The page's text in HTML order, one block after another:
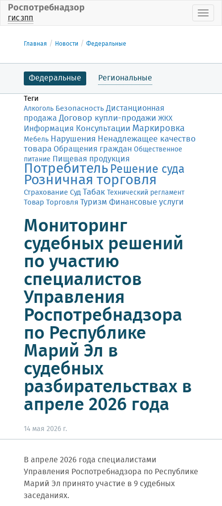
Роспотребнадзор
ГИС ЗПП
Главная Новости Федеральные
Федеральные Региональные
Теги
Алкоголь БезопасностьДистанционная
продажа Договор купли-продажи ЖКХ
Информация Консультации Маркировка
Мебель Нарушения Ненадлежащее качество
товара Обращения граждан Общественное
питание Пищевая продукция
ПотребительРешение суда
Розничная торговля
СтрахованиеСудТабакТехнический регламент
Товар Торговля Туризм Финансовые услуги
Мониторинг
судебных решений
по участию
специалистов
Управления
Роспотребнадзора
по Республике
Марий Эл в
судебных
разбирательствах в
апреле 2026 года
14 мая 2026 г.
В апреле 2026 года специалистами
Управления Роспотребнадзора по Республике
Марий Эл принято участие в 9 судебных
заседаниях.